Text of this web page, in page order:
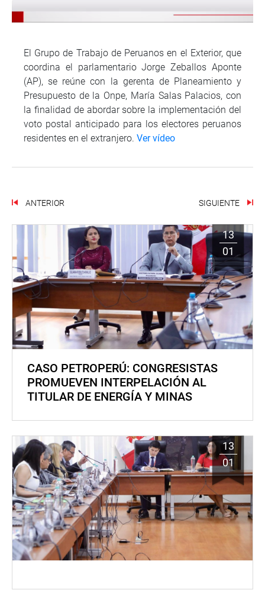
El Grupo de Trabajo de Peruanos en el Exterior, que
coordina el parlamentario Jorge Zeballos Aponte
(AP), se reúne con la gerenta de Planeamiento y
Presupuesto de la Onpe, María Salas Palacios, con
la finalidad de abordar sobre la implementación del
voto postal anticipado para los electores peruanos
residentes en el extranjero. Ver vídeo
ANTERIOR SIGUIENTE
13
01
CASO PETROPERÚ: CONGRESISTAS
PROMUEVEN INTERPELACIÓN AL
TITULAR DE ENERGÍA Y MINAS
13
01